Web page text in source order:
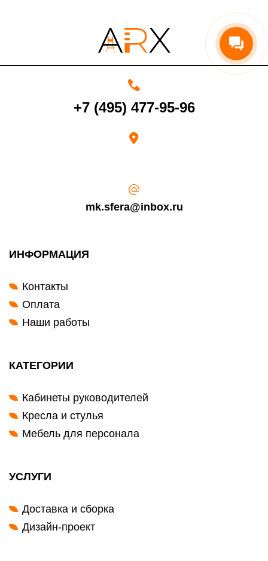
Возврат переведенных средств производится на Ваш банковский
счет в течение 5-30 рабочих дней (срок зависит от банка, который
выдал Вашу банковскую карту).
+7 (495) 477-95-96
mk.sfera@inbox.ru
ИНФОРМАЦИЯ
Контакты
Оплата
Наши работы
КАТЕГОРИИ
Кабинеты руководителей
Кресла и стулья
Мебель для персонала
УСЛУГИ
Доставка и сборка
Дизайн-проект